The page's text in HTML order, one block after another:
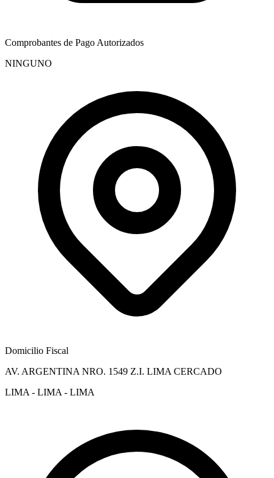
Comprobantes de Pago Autorizados
NINGUNO
Domicilio Fiscal
AV. ARGENTINA NRO. 1549 Z.I. LIMA CERCADO
LIMA - LIMA - LIMA